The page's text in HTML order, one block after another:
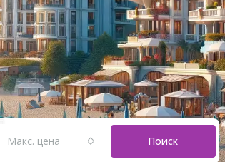
Макс. цена Поиск